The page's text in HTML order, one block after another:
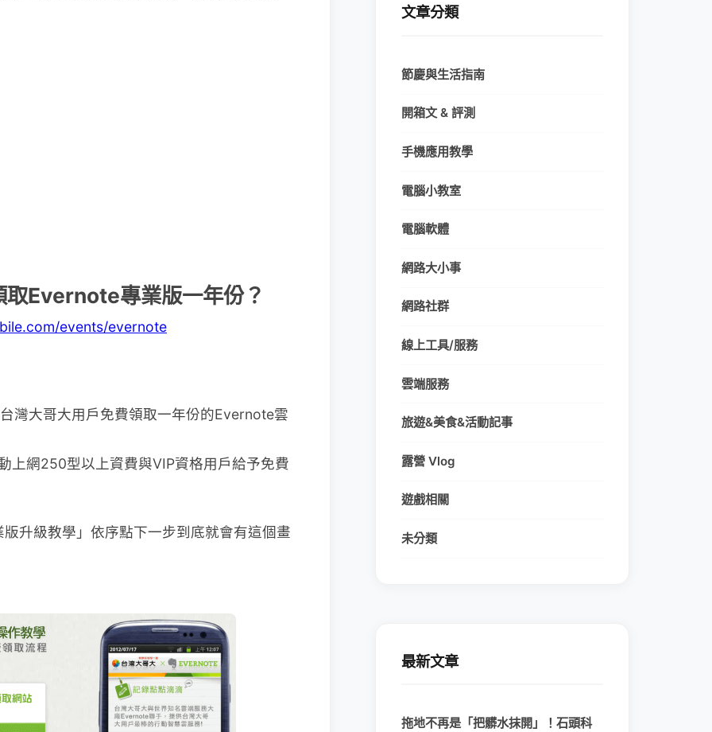
Evernote專業版一年份？
events/evernote
灣大哥大用戶免費領取一年份的Evernote雲
上網250型以上資費與VIP資格用戶給予免費
升級教學」依序點下一步到底就會有這個畫
文章分類
節慶與生活指南
開箱文 & 評測
手機應用教學
電腦小教室
電腦軟體
網路大小事
網路社群
線上工具/服務
雲端服務
旅遊&美食&活動記事
露營 Vlog
遊戲相關
未分類
最新文章
拖地不再是「把髒水抹開」！石頭科